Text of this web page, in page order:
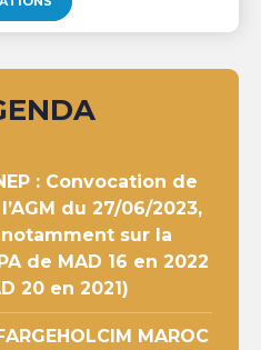
: Convocation de
du 27/06/2023,
sur la
de MAD 16 en 2022
20 en 2021)
MAROC